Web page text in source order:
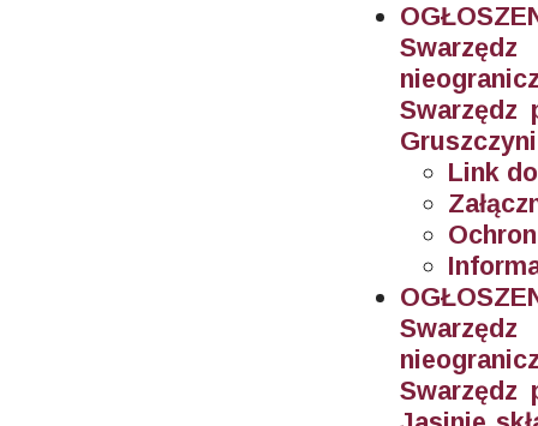
Swarzędz
Link
Swarzędz